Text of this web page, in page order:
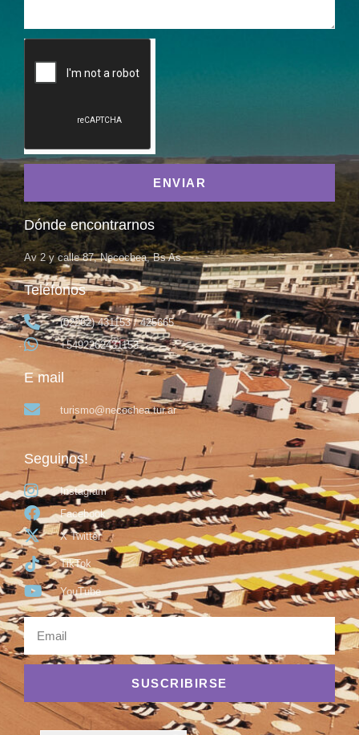
ENVIAR
Dónde encontrarnos
Av 2 y calle 87, Necochea, Bs As
Teléfonos
(02262) 431153 / 425665
+5492262431153
E mail
turismo@necochea.tur.ar
Seguinos!
Instagram
Facebook
X Twitter
TikTok
YouTube
SUSCRIBIRSE